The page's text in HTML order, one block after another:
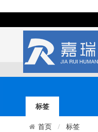
标签
首页 标签